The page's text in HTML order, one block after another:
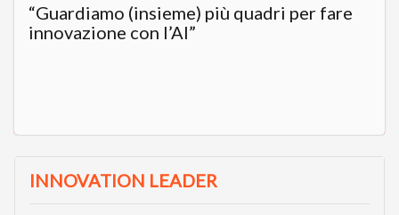
“Guardiamo (insieme) più quadri per fare
innovazione con l’AI”
INNOVATION LEADER